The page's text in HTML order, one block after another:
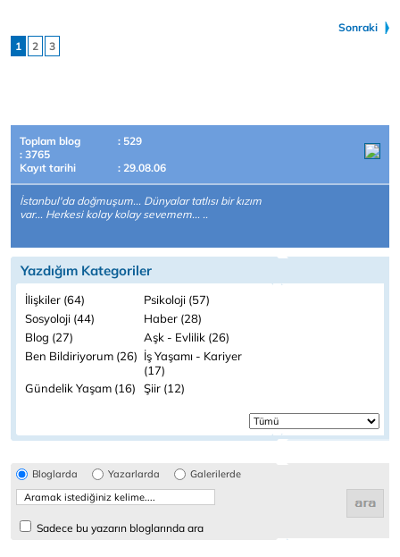
Sonraki
1
2 3
Toplam blog
: 529
: 3765
Kayıt tarihi
: 29.08.06
İstanbul'da doğmuşum... Dünyalar tatlısı bir kızım
var... Herkesi kolay kolay sevemem... ..
Yazdığım Kategoriler
İlişkiler (64)
Psikoloji (57)
Sosyoloji (44)
Haber (28)
Blog (27)
Aşk - Evlilik (26)
Ben Bildiriyorum (26) İş Yaşamı - Kariyer
(17)
Gündelik Yaşam (16) Şiir (12)
Bloglarda Yazarlarda Galerilerde
Sadece bu yazarın bloglarında ara